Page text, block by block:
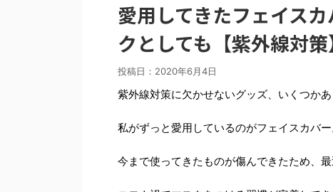
愛用してきたフェイス
クとしても【紫外線対策
投稿日： 2020年6月4日
紫外線対策に欠かせないグッズ、いくつかあ
私がずっと愛用しているのがフェイスカバー
今まで使ってきたものが傷んできたため、最